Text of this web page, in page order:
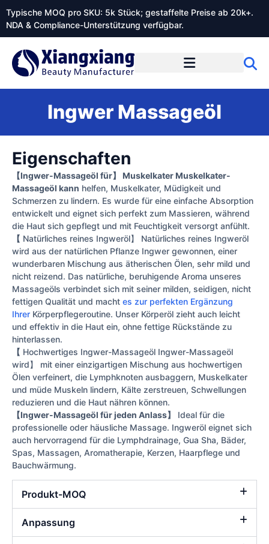
Typische MOQ pro SKU: 5k Stück; gestaffelte Preise ab 20k+.
NDA & Compliance-Unterstützung verfügbar.
Ingwer Massageöl
Eigenschaften
【Ingwer-Massageöl für】 Muskelkater Muskelkater-
Massageöl kann helfen, Muskelkater, Müdigkeit und
Schmerzen zu lindern. Es wurde für eine einfache Absorption
entwickelt und eignet sich perfekt zum Massieren, während
die Haut sich gepflegt und mit Feuchtigkeit versorgt anfühlt.
【 Natürliches reines Ingweröl】 Natürliches reines Ingweröl
wird aus der natürlichen Pflanze Ingwer gewonnen, einer
wunderbaren Mischung aus ätherischen Ölen, sehr mild und
nicht reizend. Das natürliche, beruhigende Aroma unseres
Massageöls verbindet sich mit seiner milden, seidigen, nicht
fettigen Qualität und macht es zur perfekten Ergänzung
Ihrer Körperpflegeroutine. Unser Körperöl zieht auch leicht
und effektiv in die Haut ein, ohne fettige Rückstände zu
hinterlassen.
【 Hochwertiges Ingwer-Massageöl Ingwer-Massageöl
wird】 mit einer einzigartigen Mischung aus hochwertigen
Ölen verfeinert, die Lymphknoten ausbaggern, Muskelkater
und müde Muskeln lindern, Kälte zerstreuen, Schwellungen
reduzieren und die Haut nähren können.
【Ingwer-Massageöl für jeden Anlass】
Ideal für die
professionelle oder häusliche Massage. Ingweröl eignet sich
auch hervorragend für die Lymphdrainage, Gua Sha, Bäder,
Spas, Massagen, Aromatherapie, Kerzen, Haarpflege und
Bauchwärmung.
Produkt-MOQ
Anpassung